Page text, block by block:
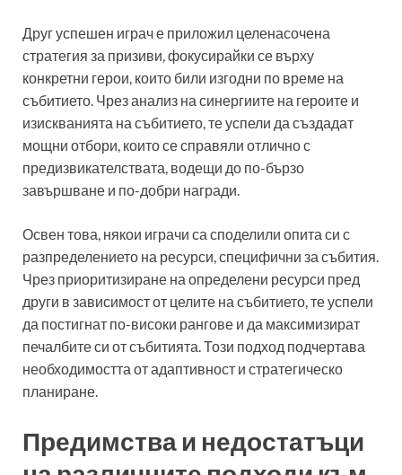
Друг успешен играч е приложил целенасочена
стратегия за призиви, фокусирайки се върху
конкретни герои, които били изгодни по време на
събитието. Чрез анализ на синергиите на героите и
изискванията на събитието, те успели да създадат
мощни отбори, които се справяли отлично с
предизвикателствата, водещи до по-бързо
завършване и по-добри награди.
Освен това, някои играчи са споделили опита си с
разпределението на ресурси, специфични за събития.
Чрез приоритизиране на определени ресурси пред
други в зависимост от целите на събитието, те успели
да постигнат по-високи рангове и да максимизират
печалбите си от събитията. Този подход подчертава
необходимостта от адаптивност и стратегическо
планиране.
Предимства и недостатъци